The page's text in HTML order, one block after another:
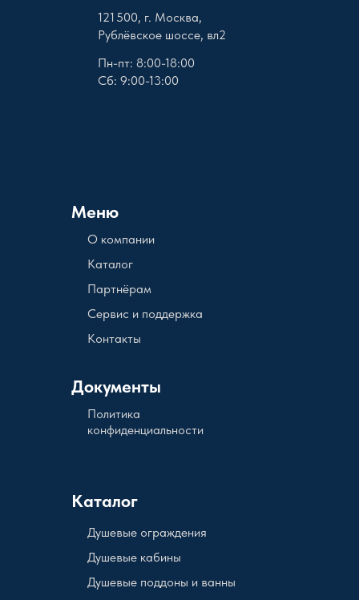
Меню
121 500, г. Москва,
Рублёвское шоссе, вл2
О компании
Документы
Пн-пт: 8:00-18:00
Сб: 9:00-13:00
Каталог
Политика
конфиденциальности
Партнёрам
Сервис и поддержка
Контакты
Каталог
Душевые кабины
Душевые поддоны и ванны
Душевые ограждения